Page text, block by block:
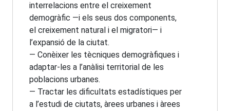
interrelacions entre el creixement
demogràfic —i els seus dos components,
el creixement natural i el migratori— i
l’expansió de la ciutat.
— Conèixer les tècniques demogràfiques i
adaptar-les a l’anàlisi territorial de les
poblacions urbanes.
— Tractar les dificultats estadístiques per
a l’estudi de ciutats, àrees urbanes i àrees